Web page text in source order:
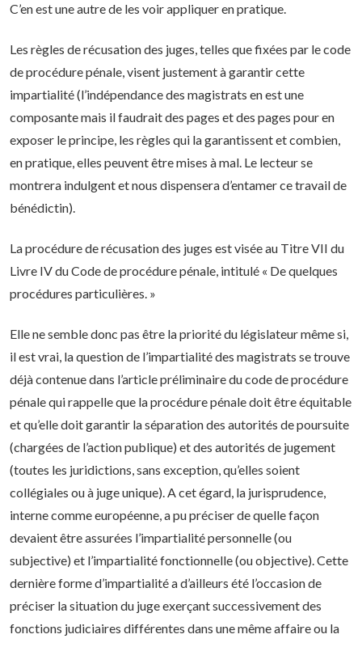
C’en est une autre de les voir appliquer en pratique.
Les règles de récusation des juges, telles que fixées par le code
de procédure pénale, visent justement à garantir cette
impartialité (l’indépendance des magistrats en est une
composante mais il faudrait des pages et des pages pour en
exposer le principe, les règles qui la garantissent et combien,
en pratique, elles peuvent être mises à mal. Le lecteur se
montrera indulgent et nous dispensera d’entamer ce travail de
bénédictin).
La procédure de récusation des juges est visée au Titre VII du
Livre IV du Code de procédure pénale, intitulé « De quelques
procédures particulières. »
Elle ne semble donc pas être la priorité du législateur même si,
il est vrai, la question de l’impartialité des magistrats se trouve
déjà contenue dans l’article préliminaire du code de procédure
pénale qui rappelle que la procédure pénale doit être équitable
et qu’elle doit garantir la séparation des autorités de poursuite
(chargées de l’action publique) et des autorités de jugement
(toutes les juridictions, sans exception, qu’elles soient
collégiales ou à juge unique). A cet égard, la jurisprudence,
interne comme européenne, a pu préciser de quelle façon
devaient être assurées l’impartialité personnelle (ou
subjective) et l’impartialité fonctionnelle (ou objective). Cette
dernière forme d’impartialité a d’ailleurs été l’occasion de
préciser la situation du juge exerçant successivement des
fonctions judiciaires différentes dans une même affaire ou la